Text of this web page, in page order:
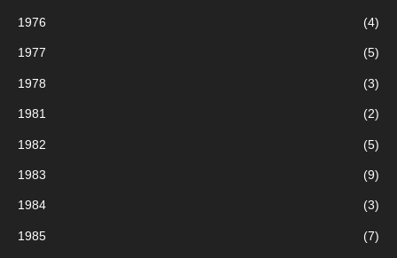
1976 (4)
1977 (5)
1978 (3)
1981 (2)
1982 (5)
1983 (9)
1984 (3)
1985 (7)